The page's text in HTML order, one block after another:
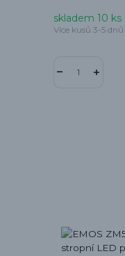
skladem 10 ks
Více kusů 3-5 dnů